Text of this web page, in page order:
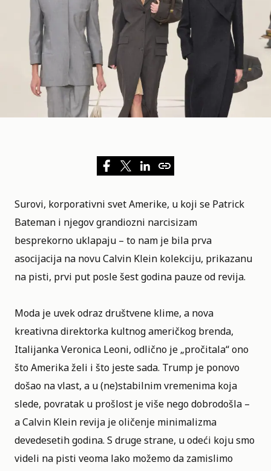
Surovi, korporativni svet Amerike, u koji se Patrick
Bateman i njegov grandiozni narcisizam
besprekorno uklapaju – to nam je bila prva
asocijacija na novuCalvin Klein kolekciju, prikazanu
na pisti, prvi put posle šest godina pauze od revija.
Moda je uvek odraz društvene klime, a nova
kreativna direktorka kultnog američkog brenda,
Italijanka Veronica Leoni, odlično je „pročitala“ ono
što Amerika želi i što jeste sada. Trump je ponovo
došao na vlast, a u (ne)stabilnim vremenima koja
slede, povratak u prošlost je više nego dobrodošla –
a Calvin Klein revija je oličenje minimalizma
devedesetih godina. S druge strane, u odeći koju smo
videli na pisti veoma lako možemo da zamislimo